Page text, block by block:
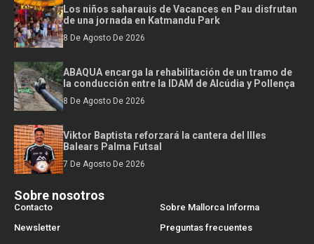
Los niños saharauis de Vacances en Pau disfrutan
de una jornada en Katmandu Park
8 De Agosto De 2026
ABAQUA encarga la rehabilitación de un tramo de
la conducción entre la IDAM de Alcúdia y Pollença
8 De Agosto De 2026
Viktor Baptista reforzará la cantera del Illes
Balears Palma Futsal
7 De Agosto De 2026
Sobre nosotros
Contacto
Sobre Mallorca Informa
Newsletter
Preguntas frecuentes